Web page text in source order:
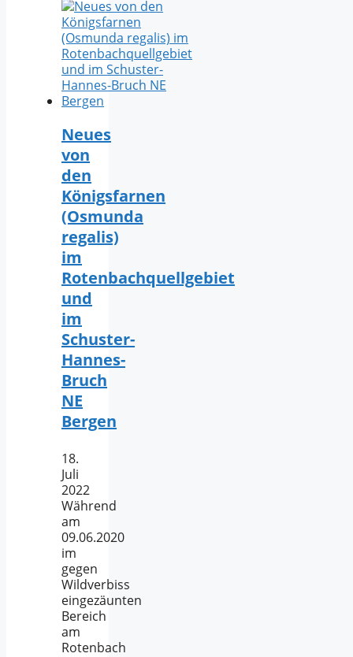
Neues
von
den
Königsfarnen
(Osmunda
regalis)
im
Rotenbachquellgebiet
und
im
Schuster-
Hannes-
Bruch
NE
Bergen
18.
Juli
2022
Während
am
09.06.2020
im
gegen
Wildverbiss
eingezäunten
Bereich
am
Rotenbach